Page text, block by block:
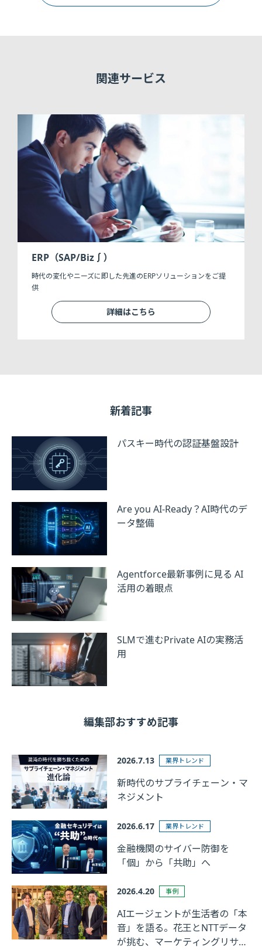
新着記事
パスキー時代の認証基盤設計
Are you AI-Ready？AI時代のデ
ータ整備
Agentforce最新事例に見る AI
活用の着眼点
SLMで進むPrivate AIの実務活
用
関連サービス
ERP（SAP/Biz∫）
時代の変化やニーズに即した先進のERPソリューションをご提
供
詳細はこちら
編集部おすすめ記事
2026.7.13 業界トレンド
新時代のサプライチェーン・マ
ネジメント
2026.6.17 業界トレンド
金融機関のサイバー防御を
「個」から「共助」へ
2026.4.20 事例
AIエージェントが生活者の「本
音」を語る。花王とNTTデータ
が挑む、マーケティングリサー